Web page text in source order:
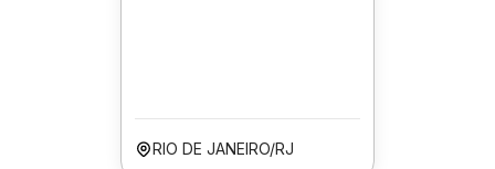
RIO DE JANEIRO/RJ